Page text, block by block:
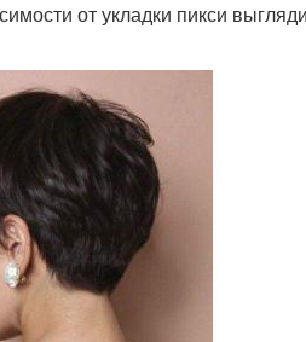
от укладки пикси